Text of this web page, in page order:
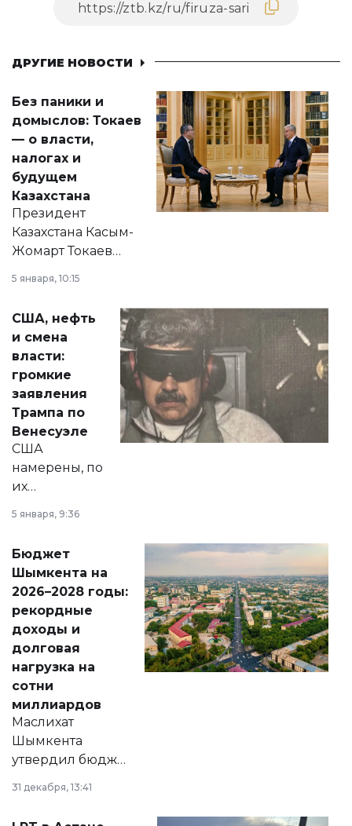
ДРУГИЕ НОВОСТИ
Без паники и
домыслов: Токаев
— о власти,
налогах и
будущем
Казахстана
Президент
Казахстана Касым-
Жомарт Токаев
сразу несколько
актуальных тем —
от слухов о
политических
реформах до
вопросов армии,
экономики и
личного здоровья.
5 января, 10:15
США, нефть
и смена
власти:
громкие
заявления
Трампа по
Венесуэле
США
намерены, по
их
принести
народу
Венесуэлы.
5 января, 9:36
Бюджет
Шымкента на
2026–2028 годы:
рекордные
доходы и
долговая
нагрузка на
сотни
миллиардов
Маслихат
Шымкента
утвердил бюджет
города на 2026–
2028 годы.
31 декабря, 13:41